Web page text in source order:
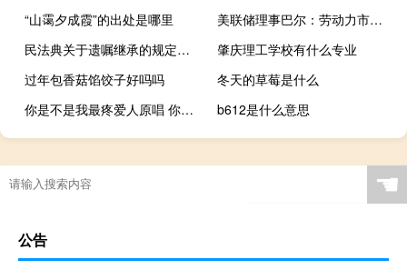
“山霭夕成霞”的出处是哪里
美联储理事巴尔：劳动力市场紧张但供需正在趋于更好的平衡
民法典关于遗嘱继承的规定是什么
肇庆理工学校有什么专业
过年包香菇馅饺子好吗吗
冬天的草莓是什么
你是不是我最疼爱人原唱 你是不是我最疼爱的人葛林
b612是什么意思
☚
公告